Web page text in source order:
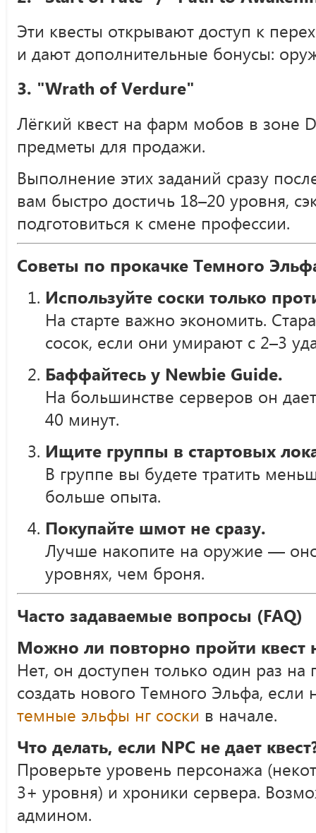
Эти квесты открывают доступ к
и дают дополнительные бонусы:
3. "Wrath of Verdure"
Лёгкий квест на фарм мобов в зоне
предметы для продажи.
Выполнение этих заданий сразу
вам быстро достичь 18–20 уровня,
подготовиться к смене профессии.
Советы по прокачке Темного
Используйте соски только
На старте важно экономить.
сосок, если они умирают с 2–3
Баффайтесь у Newbie Guide.
На большинстве серверов он
40 минут.
Ищите группы в стартовых
В группе вы будете тратить
больше опыта.
Покупайте шмот не сразу.
Лучше накопите на оружие —
уровнях, чем броня.
Часто задаваемые вопросы (FAQ)
Можно ли повторно пройти квест
Нет, он доступен только один раз
создать нового Темного Эльфа,
темные эльфы нг соски в начале.
Что делать, если NPC не дает
Проверьте уровень персонажа
3+ уровня) и хроники сервера.
админом.